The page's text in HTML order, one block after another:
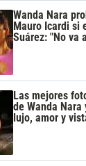
Wanda Nara
Mauro Icardi si
Suárez: "No va
Las mejores
de Wanda
lujo, amor y